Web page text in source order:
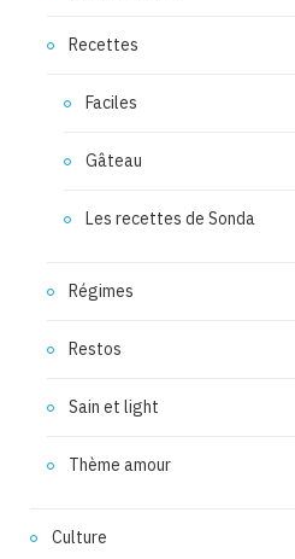
Recettes
Faciles
Gâteau
Les recettes de Sonda
Régimes
Restos
Sain et light
Thème amour
Culture